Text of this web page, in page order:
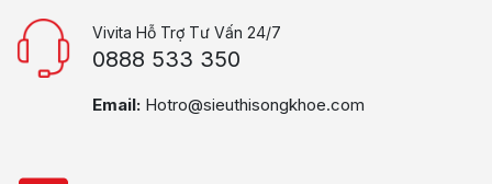
Vivita Hỗ Trợ Tư Vấn 24/7
0888 533 350
Email: Hotro@sieuthisongkhoe.com